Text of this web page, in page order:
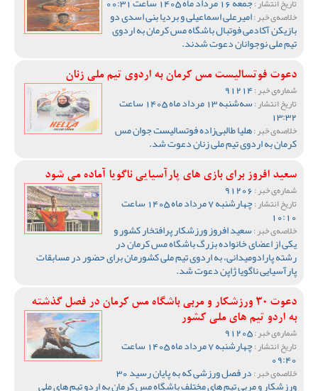
تاریخ انتشار :
خلاصه‌ی خبر :امیرعلی اسماعیلی و بردیا بنی اسدی دو
بازیکن آکادمی فوتبال باشگاه مس کرمان به اردوی
تیم ملی نوجوانان دعوت شدند.
دعوت فوتسالیست مس کرمان به اردوی تیم ملی زنان
شماره‌ی خبر :
تاریخ انتشار : سه‌شنبه 13 مرداد ماه 1405 ساعت
13:32
خلاصه‌ی خبر :هلیا طالبی‌زاده فوتسالیست جوان مس
کرمان به اردوی تیم ملی زنان دعوت شد.
سعید افروز برای بازی های پارآسیایی ناگویا آماده می شود
شماره‌ی خبر :
تاریخ انتشار : چهارشنبه 7 مرداد ماه 1405 ساعت
10:10
خلاصه‌ی خبر :سعید افروز ورزشکار پرافتخار کشور و
یکی از اعضای خانواده بزرگ باشگاه مس کرمان در
رشته پارادومیدانی، به اردوی تیم ملی کشورمان برای حضور در مسابقات
پارآسیایی ناگویا ژاپن دعوت شد.
دعوت 30 ورزشکار و مربی باشگاه مس کرمان در فصل گذشته
به اردو تیم های ملی کشور
شماره‌ی خبر :
تاریخ انتشار : چهارشنبه 7 مرداد ماه 1405 ساعت
09:40
خلاصه‌ی خبر : در فصل ورزشی که به پایان رسید 30
ورزشکار و مربی تیم های مختلف باشگاه مس کرمان به اردو تیم های ملی